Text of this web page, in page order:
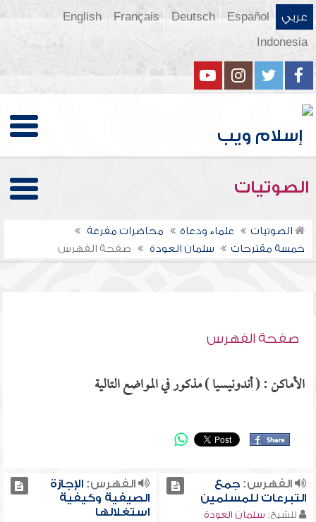
عربي Español
Deutsch
Français
English
Indonesia
الصوتيات
الصوتيات علماء ودعاة
محاضرات مفرغة
خمسة مقترحات
سلمان العودة صفحة الفهرس
صفحة الفهرس
الأماكن : ( أندونيسيا ) مذكور في المواضع التالية
الفهرس:جمع
التبرعات للمسلمين
للشيخ: سلمان العودة
الفهرس:الإجازة
الصيفية وكيفية
استغلالها